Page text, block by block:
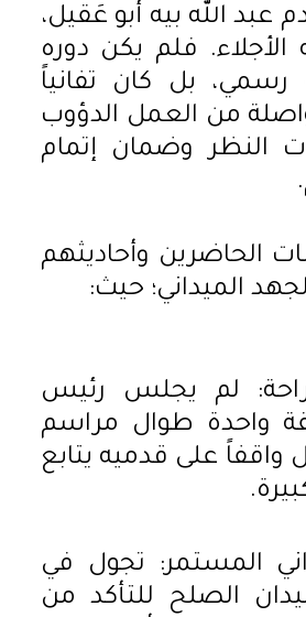
عبد الله بيه أبو عَقيل،
الأجلاء. فلم يكن دوره
بل كان تفانياً
من العمل الدؤوب
النظر وضمان إتمام
الحاضرين وأحاديثهم
الميداني؛ حيث:
راحة: لم يجلس رئيس
واحدة طوال مراسم
على قدميه يتابع
المستمر: تجول في
الصلح للتأكد من